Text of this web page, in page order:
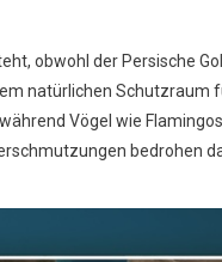
obwohl der Persische
natürlichen Schutzraum
Vögel wie
bedrohen